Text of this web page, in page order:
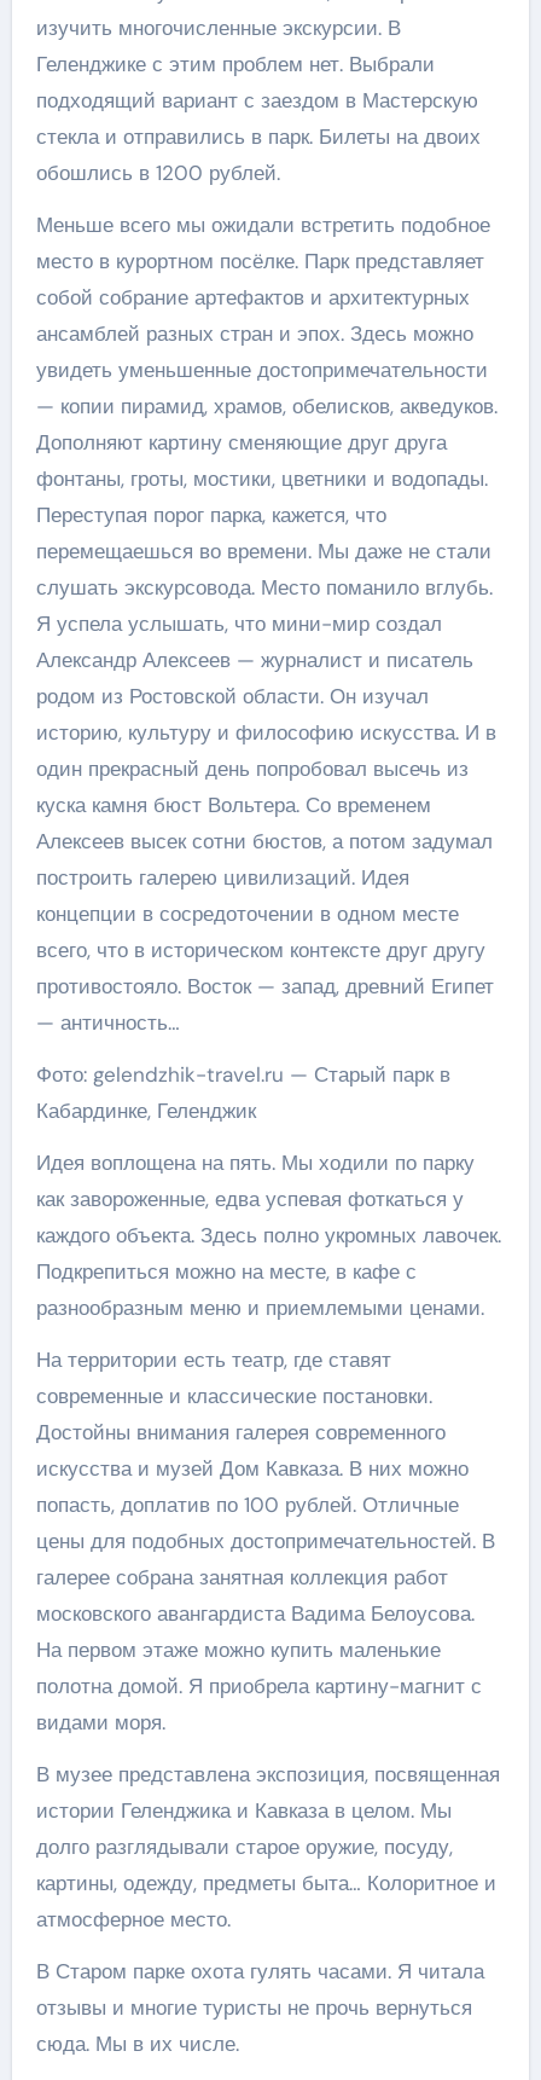
изучить многочисленные экскурсии. В
Геленджике с этим проблем нет. Выбрали
подходящий вариант с заездом в Мастерскую
стекла и отправились в парк. Билеты на двоих
обошлись в 1200 рублей.
Меньше всего мы ожидали встретить подобное
место в курортном посёлке. Парк представляет
собой собрание артефактов и архитектурных
ансамблей разных стран и эпох. Здесь можно
увидеть уменьшенные достопримечательности
— копии пирамид, храмов, обелисков, акведуков.
Дополняют картину сменяющие друг друга
фонтаны, гроты, мостики, цветники и водопады.
Переступая порог парка, кажется, что
перемещаешься во времени. Мы даже не стали
слушать экскурсовода. Место поманило вглубь.
Я успела услышать, что мини-мир создал
Александр Алексеев — журналист и писатель
родом из Ростовской области. Он изучал
историю, культуру и философию искусства. И в
один прекрасный день попробовал высечь из
куска камня бюст Вольтера. Со временем
Алексеев высек сотни бюстов, а потом задумал
построить галерею цивилизаций. Идея
концепции в сосредоточении в одном месте
всего, что в историческом контексте друг другу
противостояло. Восток — запад, древний Египет
— античность…
Фото: gelendzhik-travel.ru — Старый парк в
Кабардинке, Геленджик
Идея воплощена на пять. Мы ходили по парку
как завороженные, едва успевая фоткаться у
каждого объекта. Здесь полно укромных лавочек.
Подкрепиться можно на месте, в кафе с
разнообразным меню и приемлемыми ценами.
На территории есть театр, где ставят
современные и классические постановки.
Достойны внимания галерея современного
искусства и музей Дом Кавказа. В них можно
попасть, доплатив по 100 рублей. Отличные
цены для подобных достопримечательностей. В
галерее собрана занятная коллекция работ
московского авангардиста Вадима Белоусова.
На первом этаже можно купить маленькие
полотна домой. Я приобрела картину-магнит с
видами моря.
В музее представлена экспозиция, посвященная
истории Геленджика и Кавказа в целом. Мы
долго разглядывали старое оружие, посуду,
картины, одежду, предметы быта… Колоритное и
атмосферное место.
В Старом парке охота гулять часами. Я читала
отзывы и многие туристы не прочь вернуться
сюда. Мы в их числе.